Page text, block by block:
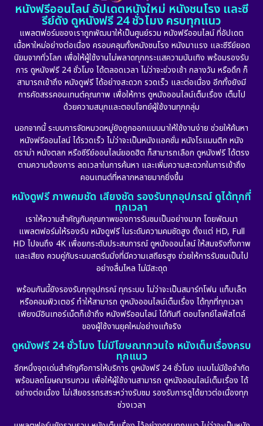
หนังฟรีออนไลน์ อัปเดตหนังใหม่ หนังชนโรง และซี
รีย์ดัง ดูหนังฟรี 24 ชั่วโมง ครบทุกแนว
แพลตฟอร์มของเราถูกพัฒนาให้เป็นศูนย์รวม หนังฟรีออนไลน์ ที่อัปเดต
เนื้อหาใหม่อย่างต่อเนื่อง ครอบคลุมทั้งหนังชนโรง หนังมาแรง และซีรีย์ยอด
นิยมจากทั่วโลก เพื่อให้ผู้ใช้งานไม่พลาดทุกกระแสความบันเทิง พร้อมรองรับ
การ ดูหนังฟรี 24 ชั่วโมง ได้ตลอดเวลา ไม่ว่าจะช่วงเช้า กลางวัน หรือดึก ก็
สามารถเข้าถึง หนังดูฟรี ได้อย่างสะดวก รวดเร็ว และต่อเนื่อง อีกทั้งยังมี
การคัดสรรคอนเทนต์คุณภาพ เพื่อให้การ ดูหนังออนไลน์เต็มเรื่อง เต็มไป
ด้วยความสนุกและตอบโจทย์ผู้ใช้งานทุกกลุ่ม
นอกจากนี้ ระบบการจัดหมวดหมู่ยังถูกออกแบบมาให้ใช้งานง่าย ช่วยให้ค้นหา
หนังฟรีออนไลน์ ได้รวดเร็ว ไม่ว่าจะเป็นหนังแอคชั่น หนังโรแมนติก หนัง
ดราม่า หนังตลก หรือซีรีย์ออนไลน์ยอดฮิต ก็สามารถเลือก ดูหนังฟรี ได้ตรง
ตามความต้องการ ลดเวลาในการค้นหา และเพิ่มความสะดวกในการเข้าถึง
คอนเทนต์ที่หลากหลายมากยิ่งขึ้น
หนังดูฟรี ภาพคมชัด เสียงชัด รองรับทุกอุปกรณ์ ดูได้ทุกที่
ทุกเวลา
เราให้ความสำคัญกับคุณภาพของการรับชมเป็นอย่างมาก โดยพัฒนา
แพลตฟอร์มให้รองรับ หนังดูฟรี ในระดับความคมชัดสูง ตั้งแต่ HD, Full
HD ไปจนถึง 4K เพื่อยกระดับประสบการณ์ ดูหนังออนไลน์ ให้สมจริงทั้งภาพ
และเสียง ควบคู่กับระบบสตรีมมิ่งที่มีความเสถียรสูง ช่วยให้การรับชมเป็นไป
อย่างลื่นไหล ไม่มีสะดุด
พร้อมกันนี้ยังรองรับทุกอุปกรณ์ ทุกระบบ ไม่ว่าจะเป็นสมาร์ทโฟน แท็บเล็ต
หรือคอมพิวเตอร์ ทำให้สามารถ ดูหนังออนไลน์เต็มเรื่อง ได้ทุกที่ทุกเวลา
เพียงมีอินเทอร์เน็ตก็เข้าถึง หนังฟรีออนไลน์ ได้ทันที ตอบโจทย์ไลฟ์สไตล์
ของผู้ใช้งานยุคใหม่อย่างแท้จริง
ดูหนังฟรี 24 ชั่วโมง ไม่มีโฆษณากวนใจ หนังเต็มเรื่องครบ
ทุกแนว
อีกหนึ่งจุดเด่นสำคัญคือการให้บริการ ดูหนังฟรี 24 ชั่วโมง แบบไม่มีข้อจำกัด
พร้อมลดโฆษณารบกวน เพื่อให้ผู้ใช้งานสามารถ ดูหนังออนไลน์เต็มเรื่อง ได้
อย่างต่อเนื่อง ไม่เสียอรรถรสระหว่างรับชม รองรับการดูได้ยาวต่อเนื่องทุก
ช่วงเวลา